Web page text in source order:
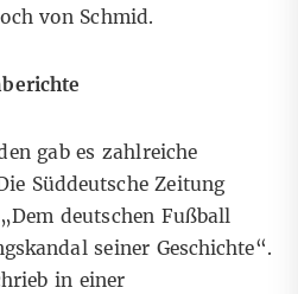
von Schmid.
gab es zahlreiche
Süddeutsche Zeitung
deutschen Fußball
seiner Geschichte“.
in einer